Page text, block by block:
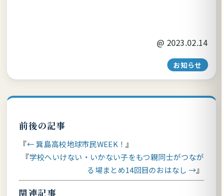
@ 2023.02.14
お知らせ
前後の記事
← 箕島高校地球市民WEEK！
学校へいけない・いかない子をもつ親同士がつなが
る場まとめ14回目のおはなし →
関連記事